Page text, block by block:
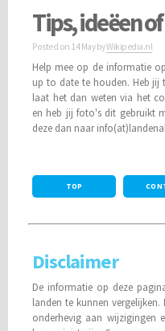
Tips, ideëen
Posted on 14 MaybyWikipedia.nl
Help mee op de informatie
up to date te houden. Heb jij
laat het dan weten via het
en heb jij foto's dit gebruikt
deze dan naar
TOP
Disclaimer
De informatie op deze
landen te kunnen
onderhevig aan wijzigingen